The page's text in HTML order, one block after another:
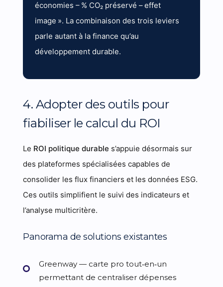
économies – % CO₂ préservé – effet
image ». La combinaison des trois leviers
parle autant à la finance qu’au
développement durable.
4. Adopter des outils pour
fiabiliser le calcul du ROI
Le ROI politique durable s’appuie désormais sur
des plateformes spécialisées capables de
consolider les flux financiers et les données ESG.
Ces outils simplifient le suivi des indicateurs et
l’analyse multicritère.
Panorama de solutions existantes
Greenway — carte pro tout‑en‑un
permettant de centraliser dépenses